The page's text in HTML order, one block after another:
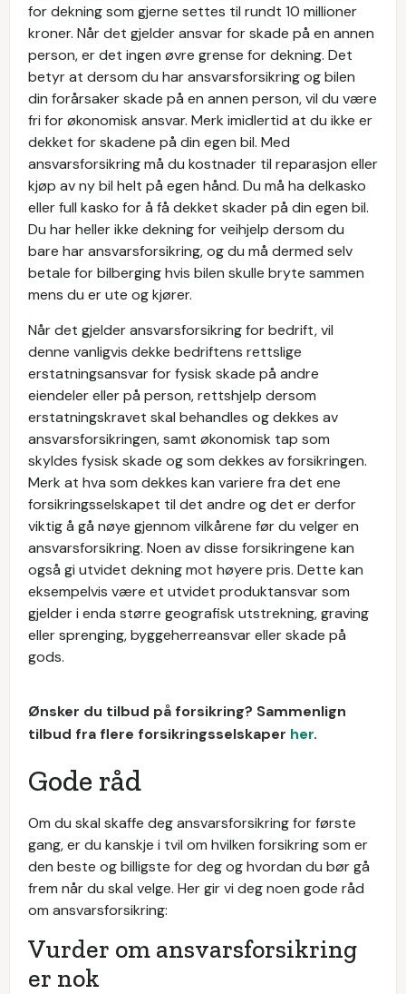
for dekning som gjerne settes til rundt 10 millioner
kroner. Når det gjelder ansvar for skade på en annen
person, er det ingen øvre grense for dekning. Det
betyr at dersom du har ansvarsforsikring og bilen
din forårsaker skade på en annen person, vil du være
fri for økonomisk ansvar. Merk imidlertid at du ikke er
dekket for skadene på din egen bil. Med
ansvarsforsikring må du kostnader til reparasjon eller
kjøp av ny bil helt på egen hånd. Du må ha delkasko
eller full kasko for å få dekket skader på din egen bil.
Du har heller ikke dekning for veihjelp dersom du
bare har ansvarsforsikring, og du må dermed selv
betale for bilberging hvis bilen skulle bryte sammen
mens du er ute og kjører.
Når det gjelder ansvarsforsikring for bedrift, vil
denne vanligvis dekke bedriftens rettslige
erstatningsansvar for fysisk skade på andre
eiendeler eller på person, rettshjelp dersom
erstatningskravet skal behandles og dekkes av
ansvarsforsikringen, samt økonomisk tap som
skyldes fysisk skade og som dekkes av forsikringen.
Merk at hva som dekkes kan variere fra det ene
forsikringsselskapet til det andre og det er derfor
viktig å gå nøye gjennom vilkårene før du velger en
ansvarsforsikring. Noen av disse forsikringene kan
også gi utvidet dekning mot høyere pris. Dette kan
eksempelvis være et utvidet produktansvar som
gjelder i enda større geografisk utstrekning, graving
eller sprenging, byggeherreansvar eller skade på
gods.
Ønsker du tilbud på forsikring? Sammenlign
tilbud fra flere forsikringsselskaper her.
Gode råd
Om du skal skaffe deg ansvarsforsikring for første
gang, er du kanskje i tvil om hvilken forsikring som er
den beste og billigste for deg og hvordan du bør gå
frem når du skal velge. Her gir vi deg noen gode råd
om ansvarsforsikring:
Vurder om ansvarsforsikring
er nok